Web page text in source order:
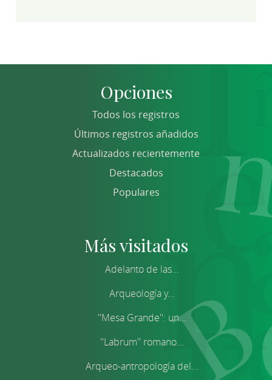
Opciones
Todos los registros
Últimos registros añadidos
Actualizados recientemente
Destacados
Populares
Más visitados
Adelanto de las...
Arqueología y...
''Mesa Grande'': un...
''Labrum'' romano...
Arqueo-antropología del...